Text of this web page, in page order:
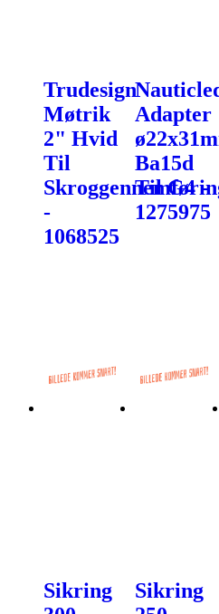
Trudesign
Møtrik
2" Hvid
Til
-
1068525
Adapter
Ba15d
Til G4 -
1275975
Sikring
Sikring